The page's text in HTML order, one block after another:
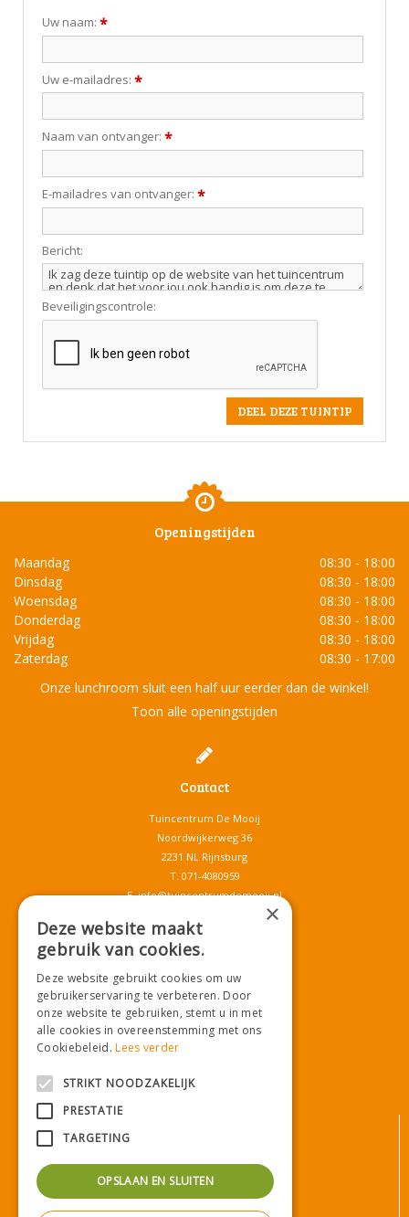
Uw naam:*
Uw e-mailadres:*
Naam van ontvanger:*
E-mailadres van ontvanger:*
Bericht:
Beveiligingscontrole:
Openingstijden
Maandag
08:30 - 18:00
Dinsdag
08:30 - 18:00
Woensdag
08:30 - 18:00
Donderdag
08:30 - 18:00
Vrijdag
08:30 - 18:00
Zaterdag
08:30 - 17:00
Onze lunchroom sluit een half uur eerder dan de winkel!
Toon alle openingstijden
Contact
Tuincentrum De Mooij
Noordwijkerweg 36
2231 NL Rijnsburg
T. 071-4080959
E.info@tuincentrumdemooij.nl
Download onze App!
Privacy statement
×
Deze website maakt
gebruik van cookies.
Deze website gebruikt cookies om uw
gebruikerservaring te verbeteren. Door
onze website te gebruiken, stemt u in met
alle cookies in overeenstemming met ons
Cookiebeleid.Lees verder
STRIKT NOODZAKELIJK
PRESTATIE
TARGETING
OPSLAAN EN SLUITEN